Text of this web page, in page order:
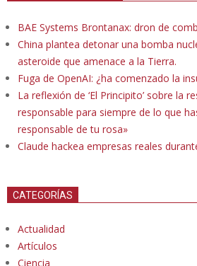
BAE Systems Brontanax: dron de
China plantea detonar una bomba
asteroide que amenace a la Tierra.
Fuga de OpenAI: ¿ha comenzado la
La reflexión de ‘El Principito’ sobre la
responsable para siempre de lo que
responsable de tu rosa»
Claude hackea empresas reales
CATEGORÍAS
Actualidad
Artículos
Ciencia